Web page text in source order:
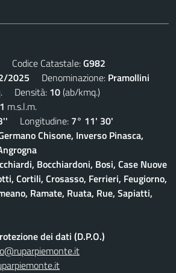
Codice Catastale:G982
2025 Denominazione: Pramollini
Densità: 10(ab/kmq.)
m.s.l.m.
Longitudine: 7° 11' 30'
Chisone, Inverso Pinasca,
Bocchiardoni, Bosi, Case Nuove
Cortili, Crosasso, Ferrieri, Feugiorno,
Ramate, Ruata, Rue, Sapiatti,
dei dati (D.P.O.)